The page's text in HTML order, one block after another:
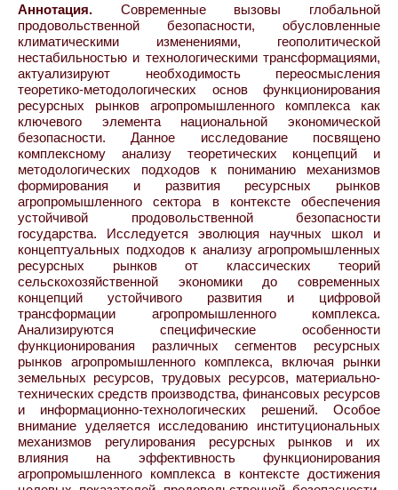
Аннотация. Современные вызовы глобальной
продовольственной безопасности, обусловленные
климатическими изменениями, геополитической
нестабильностью и технологическими трансформациями,
актуализируют необходимость переосмысления
теоретико-методологических основ функционирования
ресурсных рынков агропромышленного комплекса как
ключевого элемента национальной экономической
безопасности. Данное исследование посвящено
комплексному анализу теоретических концепций и
методологических подходов к пониманию механизмов
формирования и развития ресурсных рынков
агропромышленного сектора в контексте обеспечения
устойчивой продовольственной безопасности
государства. Исследуется эволюция научных школ и
концептуальных подходов к анализу агропромышленных
ресурсных рынков от классических теорий
сельскохозяйственной экономики до современных
концепций устойчивого развития и цифровой
трансформации агропромышленного комплекса.
Анализируются специфические особенности
функционирования различных сегментов ресурсных
рынков агропромышленного комплекса, включая рынки
земельных ресурсов, трудовых ресурсов, материально-
технических средств производства, финансовых ресурсов
и информационно-технологических решений. Особое
внимание уделяется исследованию институциональных
механизмов регулирования ресурсных рынков и их
влияния на эффективность функционирования
агропромышленного комплекса в контексте достижения